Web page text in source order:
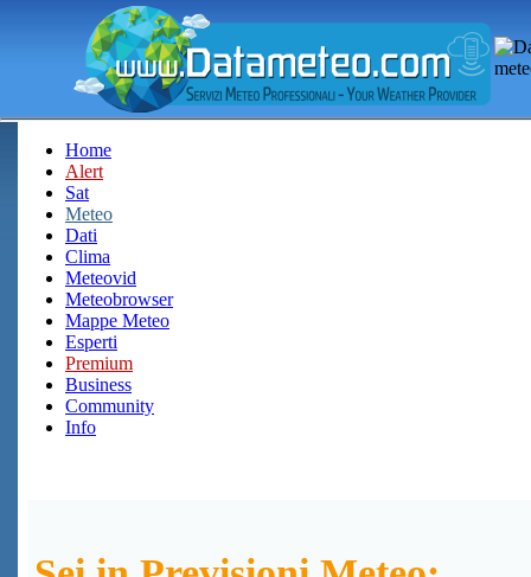
Home
Alert
Sat
Meteo
Dati
Clima
Meteovid
Meteobrowser
Mappe Meteo
Esperti
Premium
Business
Community
Info